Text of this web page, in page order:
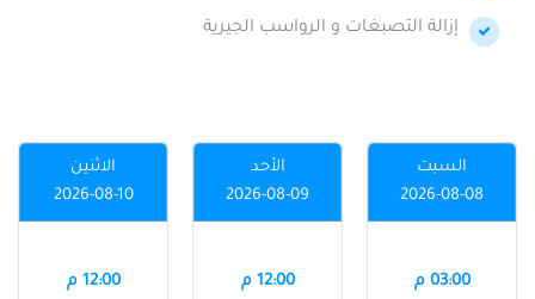
إزالة التصبغات و الرواسب الجيرية
السبت
2026-08-08
03:00 م
الأحد
2026-08-09
12:00 م
الاثنين
2026-08-10
12:00 م